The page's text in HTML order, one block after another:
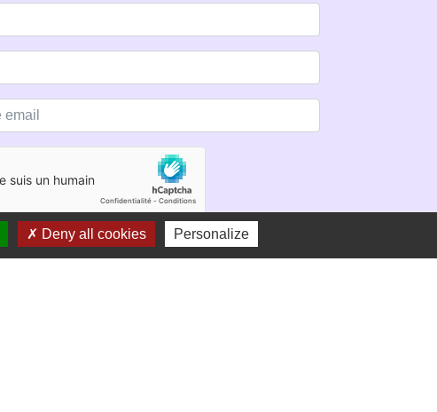
Deny all cookies Personalize